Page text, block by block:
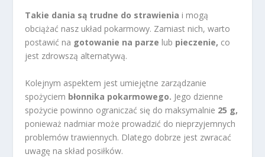
Takie dania są trudne do strawienia i mogą
obciążać nasz układ pokarmowy. Zamiast nich, warto
postawić na gotowanie na parze lub pieczenie, co
jest zdrowszą alternatywą.
Kolejnym aspektem jest umiejętne zarządzanie
spożyciem błonnika pokarmowego. Jego dzienne
spożycie powinno ograniczać się do maksymalnie 25 g,
ponieważ nadmiar może prowadzić do nieprzyjemnych
problemów trawiennych. Dlatego dobrze jest zwracać
uwagę na skład posiłków.